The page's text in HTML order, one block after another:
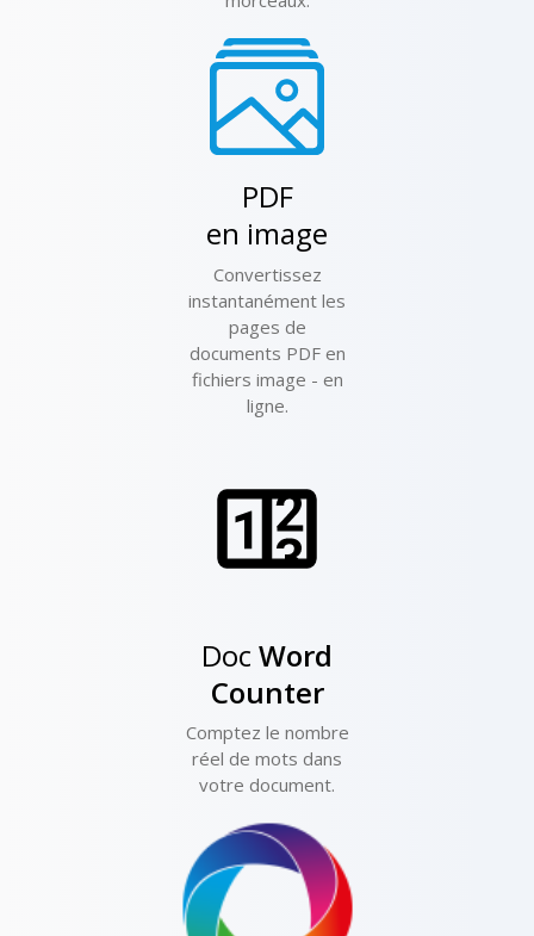
PDF
en image
Convertissez
instantanément les
pages de
documents PDF en
fichiers image - en
ligne.
Doc Word
Counter
Comptez le nombre
réel de mots dans
votre document.